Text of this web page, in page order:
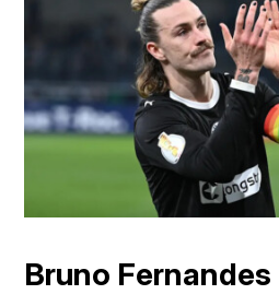
Bruno